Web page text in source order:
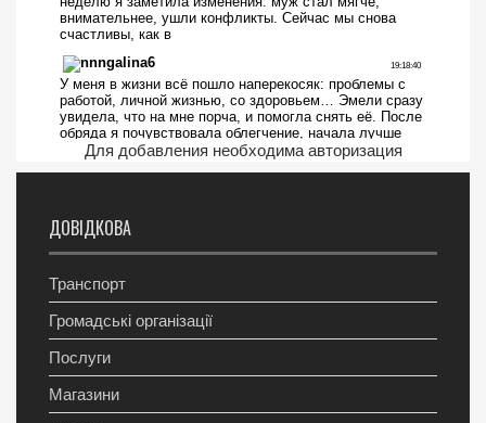
Для добавления необходима авторизация
ДОВІДКОВА
Транспорт
Громадські організації
Послуги
Магазини